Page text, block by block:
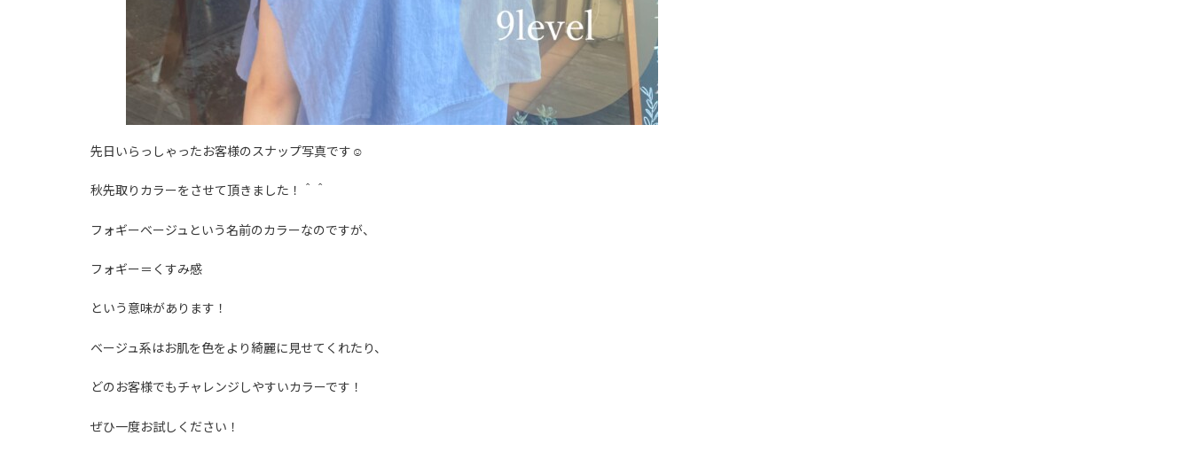
先日いらっしゃったお客様のスナップ写真です☺️
秋先取りカラーをさせて頂きました！＾＾
フォギーベージュという名前のカラーなのですが、
フォギー＝くすみ感
という意味があります！
ベージュ系はお肌を色をより綺麗に見せてくれたり、
どのお客様でもチャレンジしやすいカラーです！
ぜひ一度お試しください！